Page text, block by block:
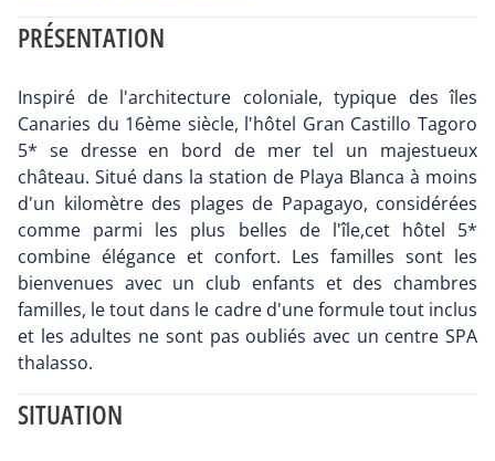
PRÉSENTATION
Inspiré de l'architecture coloniale, typique des îles
Canaries du 16ème siècle, l'hôtel Gran Castillo Tagoro
5* se dresse en bord de mer tel un majestueux
château. Situé dans la station de Playa Blanca à moins
d'un kilomètre des plages de Papagayo, considérées
comme parmi les plus belles de l'île,cet hôtel 5*
combine élégance et confort. Les familles sont les
bienvenues avec un club enfants et des chambres
familles, le tout dans le cadre d'une formule tout inclus
et les adultes ne sont pas oubliés avec un centre SPA
thalasso.
SITUATION